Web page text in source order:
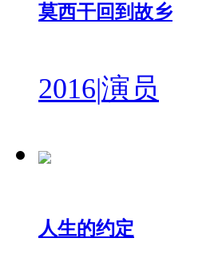
莫西干回到故乡
2016|演员
人生的约定